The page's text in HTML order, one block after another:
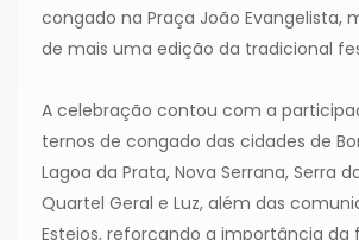
congado na Praça João Evangelista,
de mais uma edição da tradicional
A celebração contou com a
ternos de congado das cidades de
Lagoa da Prata, Nova Serrana, Serra
Quartel Geral e Luz, além das
Esteios, reforçando a importância da